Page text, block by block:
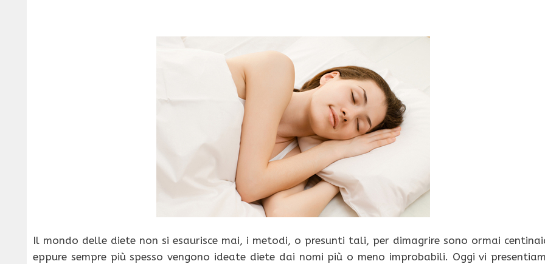
Il mondo delle diete non si esaurisce mai, i metodi, o presunti tali, per dimagrire sono ormai
eppure sempre più spesso vengono ideate diete dai nomi più o meno improbabili. Oggi vi